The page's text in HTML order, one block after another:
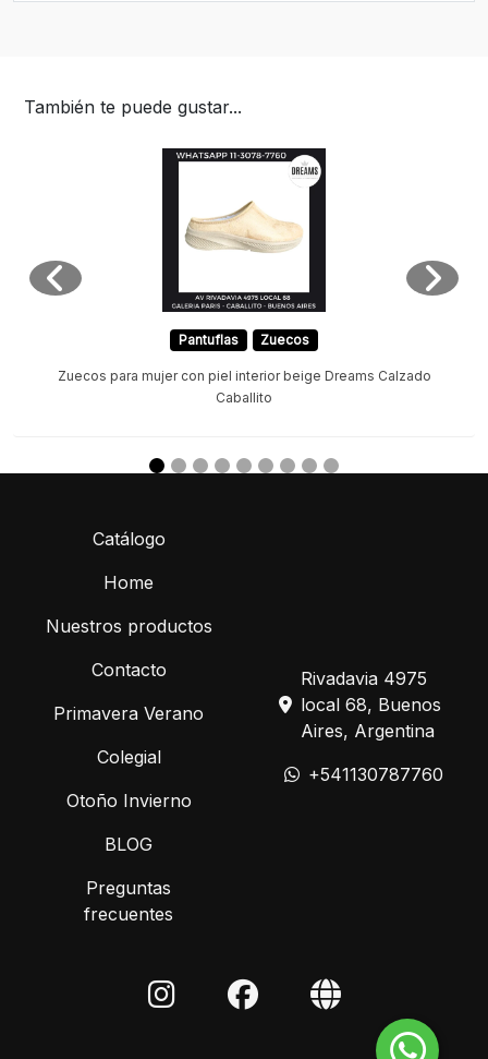
También te puede gustar...
Pantuflas Zuecos
Zuecos para mujer con piel interior beige Dreams Calzado
Caballito
Catálogo
Home
Nuestros productos
Contacto
Primavera Verano
Colegial
Otoño Invierno
BLOG
Preguntas
frecuentes
Rivadavia 4975
local 68, Buenos
Aires, Argentina
+541130787760